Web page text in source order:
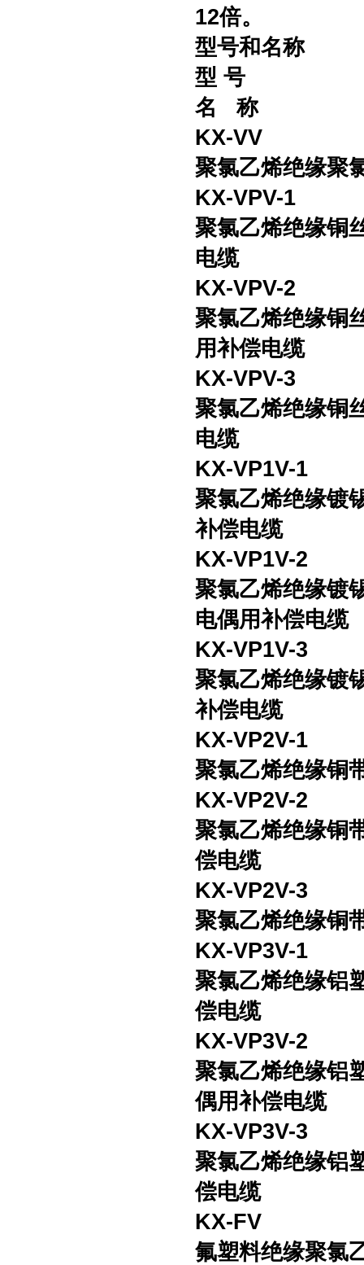
12倍。
型号和名称
型 号
名 称
KX-VV
聚氯乙烯绝缘聚
KX-VPV-1
聚氯乙烯绝缘铜
电缆
KX-VPV-2
聚氯乙烯绝缘铜
用补偿电缆
KX-VPV-3
聚氯乙烯绝缘铜
电缆
KX-VP1V-1
聚氯乙烯绝缘镀
补偿电缆
KX-VP1V-2
聚氯乙烯绝缘镀
电偶用补偿电缆
KX-VP1V-3
聚氯乙烯绝缘镀
补偿电缆
KX-VP2V-1
聚氯乙烯绝缘铜
KX-VP2V-2
聚氯乙烯绝缘铜
偿电缆
KX-VP2V-3
聚氯乙烯绝缘铜
KX-VP3V-1
聚氯乙烯绝缘铝
偿电缆
KX-VP3V-2
聚氯乙烯绝缘铝
偶用补偿电缆
KX-VP3V-3
聚氯乙烯绝缘铝
偿电缆
KX-FV
氟塑料绝缘聚氯